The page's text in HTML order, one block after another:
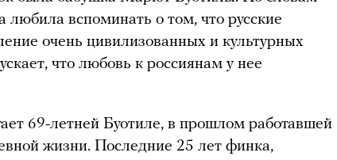
любила вспоминать о том, что русские
очень цивилизованных и культурных
что любовь к россиянам у нее
69-летней Буотиле, в прошлом работавшей
жизни. Последние 25 лет финка,